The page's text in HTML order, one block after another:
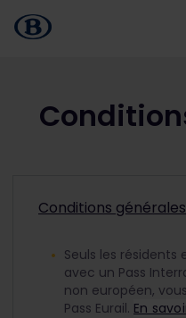
Conditions
Seuls les
avec un Pass
non européen,
Pass Eurail. En